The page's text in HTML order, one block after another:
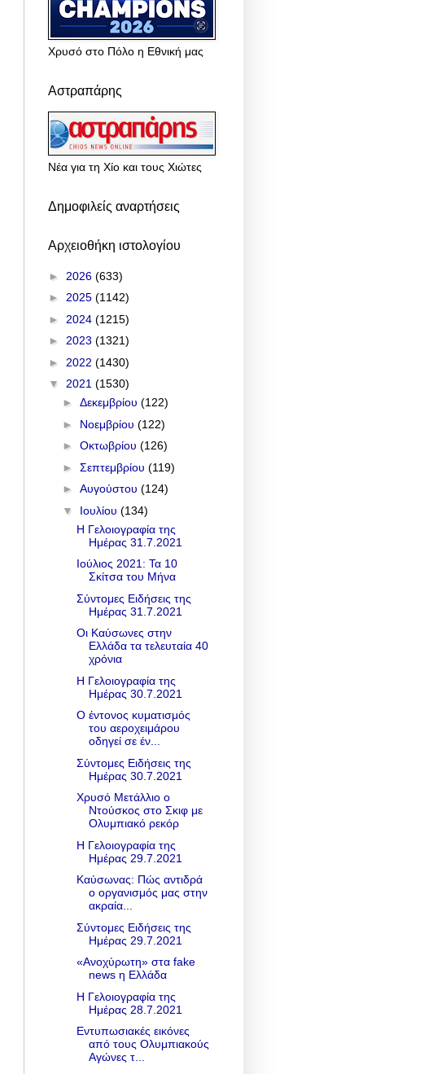
Χρυσό στο Πόλο η Εθνική μας
Αστραπάρης
Νέα για τη Χίο και τους Χιώτες
Δημοφιλείς αναρτήσεις
Αρχειοθήκη ιστολογίου
► 2026 (633)
► 2025 (1142)
► 2024 (1215)
► 2023 (1321)
► 2022 (1430)
▼ 2021 (1530)
► Δεκεμβρίου (122)
► Νοεμβρίου (122)
► Οκτωβρίου (126)
► Σεπτεμβρίου (119)
► Αυγούστου (124)
▼ Ιουλίου (134)
Η Γελοιογραφία της
Ημέρας 31.7.2021
Ιούλιος 2021: Τα 10
Σκίτσα του Μήνα
Σύντομες Ειδήσεις της
Ημέρας 31.7.2021
Οι Καύσωνες στην
Ελλάδα τα τελευταία 40
χρόνια
Η Γελοιογραφία της
Ημέρας 30.7.2021
Ο έντονος κυματισμός
του αεροχειμάρου
οδηγεί σε έν...
Σύντομες Ειδήσεις της
Ημέρας 30.7.2021
Χρυσό Μετάλλιο ο
Ντούσκος στο Σκιφ με
Ολυμπιακό ρεκόρ
Η Γελοιογραφία της
Ημέρας 29.7.2021
Καύσωνας: Πώς αντιδρά
ο οργανισμός μας στην
ακραία...
Σύντομες Ειδήσεις της
Ημέρας 29.7.2021
«Ανοχύρωτη» στα fake
news η Ελλάδα
Η Γελοιογραφία της
Ημέρας 28.7.2021
Εντυπωσιακές εικόνες
από τους Ολυμπιακούς
Αγώνες τ...